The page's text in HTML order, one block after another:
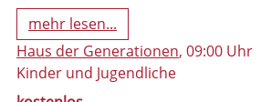
mehr lesen...
Haus der Generationen, 09:00 Uhr
Kinder und Jugendliche